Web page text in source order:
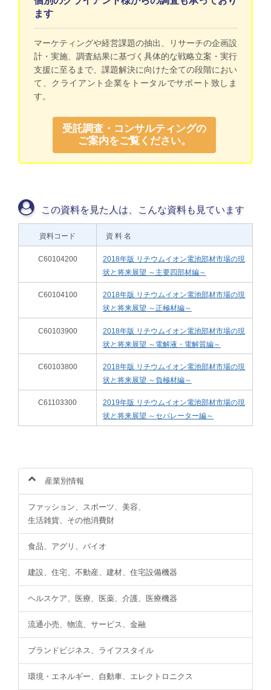
ます
マーケティングや経営課題の抽出、リサーチの企画設
計・実施、調査結果に基づく具体的な戦略立案・実行
支援に至るまで、課題解決に向けた全ての段階におい
て、クライアント企業をトータルでサポート致しま
す。
受託調査・コンサルティングの
ご案内をご覧ください。
この資料を見た人は、こんな資料も見ています
資料コード 資 料 名
C60104200
2018年版 リチウムイオン電池部材市場の現
状と将来展望 ～主要四部材編～
C60104100
2018年版 リチウムイオン電池部材市場の現
状と将来展望 ～正極材編～
C60103900
2018年版 リチウムイオン電池部材市場の現
状と将来展望 ～電解液・電解質編～
C60103800
2018年版 リチウムイオン電池部材市場の現
状と将来展望 ～負極材編～
C61103300
2019年版 リチウムイオン電池部材市場の現
状と将来展望 ～セパレーター編～
産業別情報
ファッション、スポーツ、美容、
生活雑貨、その他消費財
食品、アグリ、バイオ
建設、住宅、不動産、建材、住宅設備機器
ヘルスケア、医療、医薬、介護、医療機器
流通小売、物流、サービス、金融
ブランドビジネス、ライフスタイル
環境・エネルギー、自動車、エレクトロニクス